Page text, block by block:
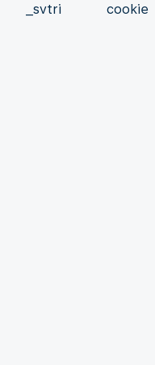
_svtri cookie